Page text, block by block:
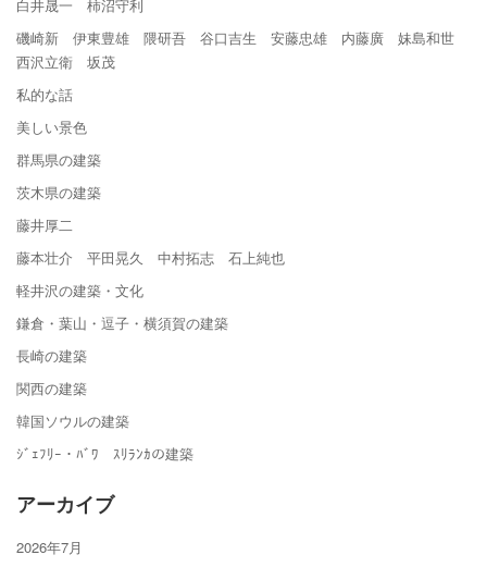
白井晟一 柿沼守利
磯崎新 伊東豊雄 隈研吾 谷口吉生 安藤忠雄 内藤廣 妹島和世
西沢立衛 坂茂
私的な話
美しい景色
群馬県の建築
茨木県の建築
藤井厚二
藤本壮介 平田晃久 中村拓志 石上純也
軽井沢の建築・文化
鎌倉・葉山・逗子・横須賀の建築
長崎の建築
関西の建築
韓国ソウルの建築
ｼﾞｪﾌﾘｰ・ﾊﾞﾜ ｽﾘﾗﾝｶの建築
アーカイブ
2026年7月